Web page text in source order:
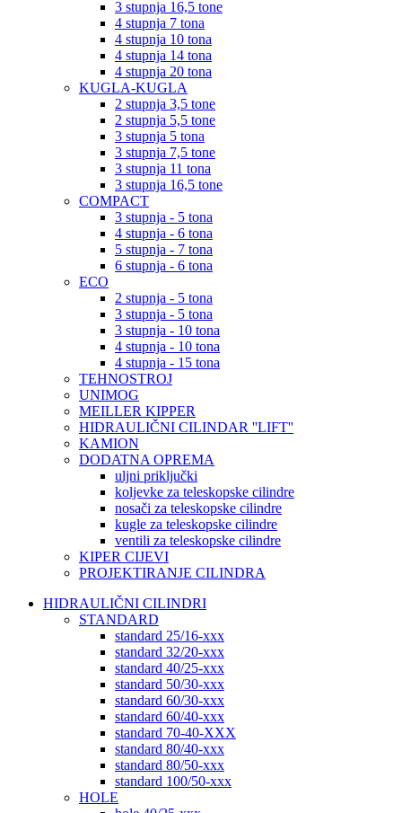
3 stupnja 16,5 tone
4 stupnja 7 tona
4 stupnja 10 tona
4 stupnja 14 tona
4 stupnja 20 tona
KUGLA-KUGLA
2 stupnja 3,5 tone
2 stupnja 5,5 tone
3 stupnja 5 tona
3 stupnja 7,5 tone
3 stupnja 11 tona
3 stupnja 16,5 tone
COMPACT
3 stupnja - 5 tona
4 stupnja - 6 tona
5 stupnja - 7 tona
6 stupnja - 6 tona
ECO
2 stupnja - 5 tona
3 stupnja - 5 tona
3 stupnja - 10 tona
4 stupnja - 10 tona
4 stupnja - 15 tona
TEHNOSTROJ
UNIMOG
MEILLER KIPPER
HIDRAULIČNI CILINDAR ''LIFT''
KAMION
DODATNA OPREMA
uljni priključki
koljevke za teleskopske cilindre
nosači za teleskopske cilindre
kugle za teleskopske cilindre
ventili za teleskopske cilindre
KIPER CIJEVI
PROJEKTIRANJE CILINDRA
HIDRAULIČNI CILINDRI
STANDARD
standard 25/16-xxx
standard 32/20-xxx
standard 40/25-xxx
standard 50/30-xxx
standard 60/30-xxx
standard 60/40-xxx
standard 70-40-XXX
standard 80/40-xxx
standard 80/50-xxx
standard 100/50-xxx
HOLE